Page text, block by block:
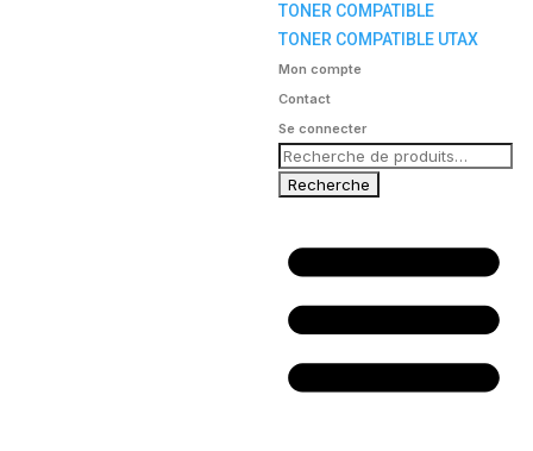
TONER COMPATIBLE
TONER COMPATIBLE UTAX
Mon compte
Contact
Se connecter